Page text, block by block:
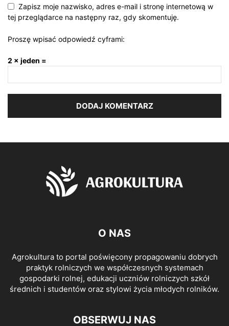
Zapisz moje nazwisko, adres e-mail i stronę internetową w
tej przeglądarce na następny raz, gdy skomentuję.
Proszę wpisać odpowiedź cyframi:
2 × jeden =
O NAS
Agrokultura to portal poświęcony propagowaniu dobrych
praktyk rolniczych we współczesnych systemach
gospodarki rolnej, edukacji uczniów rolniczych szkół
średnich i studentów oraz stylowi życia młodych rolników.
OBSERWUJ NAS